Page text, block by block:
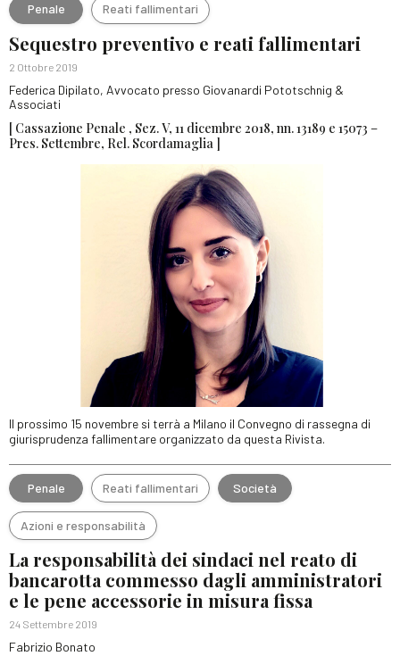
Penale Reati fallimentari
Sequestro preventivo e reati fallimentari
2 Ottobre 2019
Federica Dipilato, Avvocato presso Giovanardi Pototschnig &
Associati
[ Cassazione Penale , Sez. V, 11 dicembre 2018, nn. 13189 e 15073 –
Pres. Settembre, Rel. Scordamaglia ]
Il prossimo 15 novembre si terrà a Milano il Convegno di rassegna di
giurisprudenza fallimentare organizzato da questa Rivista.
Penale Reati fallimentari Società
Azioni e responsabilità
La responsabilità dei sindaci nel reato di
bancarotta commesso dagli amministratori
e le pene accessorie in misura fissa
24 Settembre 2019
Fabrizio Bonato